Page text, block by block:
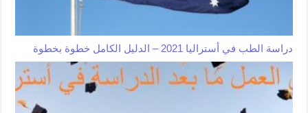
دراسة الطب في أستراليا 2021 – الدليل الكامل خطوة بخطوة